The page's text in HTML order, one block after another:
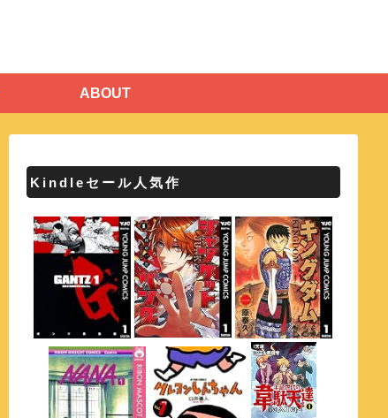
ABOUT
Kindleセール人気作